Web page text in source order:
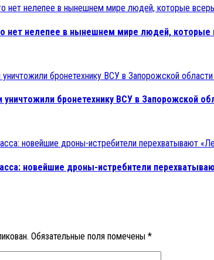
нет нелепее в нынешнем мире людей, которые
бронетехнику ВСУ в Запорожской
новейшие дроны-истребители
Обязательные поля помечены *